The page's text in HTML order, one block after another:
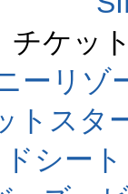
チケッ
ーリゾ
トスタ
シー